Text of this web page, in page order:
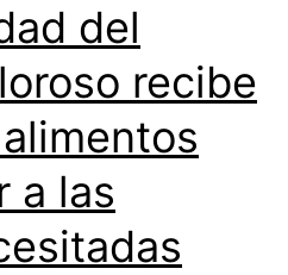
del
recibe
a las